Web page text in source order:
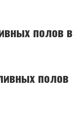
полов в
полов